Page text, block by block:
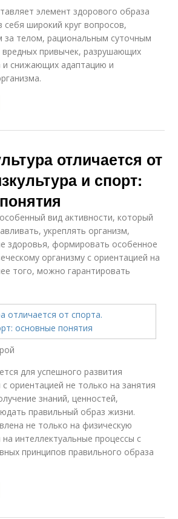
элемент здорового образа
широкий круг вопросов,
за телом, рациональным суточным
привычек, разрушающих
и снижающих адаптацию и
отличается от
и спорт:
вид активности, который
укреплять организм,
здоровья, формировать особенное
организму с ориентацией на
того, можно гарантировать
для успешного развития
ориентацией не только на занятия
знаний, ценностей,
правильный образ жизни.
не только на физическую
интеллектуальные процессы с
принципов правильного образа